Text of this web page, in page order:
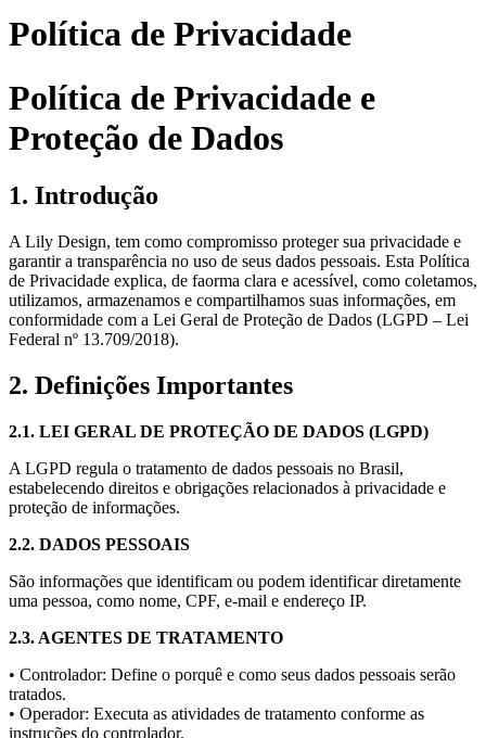
Política de Privacidade
Política de Privacidade e
Proteção de Dados
1. Introdução
A Lily Design, tem como compromisso proteger sua privacidade e
garantir a transparência no uso de seus dados pessoais. Esta Política
de Privacidade explica, de faorma clara e acessível, como coletamos,
utilizamos, armazenamos e compartilhamos suas informações, em
conformidade com a Lei Geral de Proteção de Dados (LGPD – Lei
Federal nº 13.709/2018).
2. Definições Importantes
2.1. LEI GERAL DE PROTEÇÃO DE DADOS (LGPD)
A LGPD regula o tratamento de dados pessoais no Brasil,
estabelecendo direitos e obrigações relacionados à privacidade e
proteção de informações.
2.2. DADOS PESSOAIS
São informações que identificam ou podem identificar diretamente
uma pessoa, como nome, CPF, e-mail e endereço IP.
2.3. AGENTES DE TRATAMENTO
• Controlador: Define o porquê e como seus dados pessoais serão
tratados.
• Operador: Executa as atividades de tratamento conforme as
instruções do controlador.